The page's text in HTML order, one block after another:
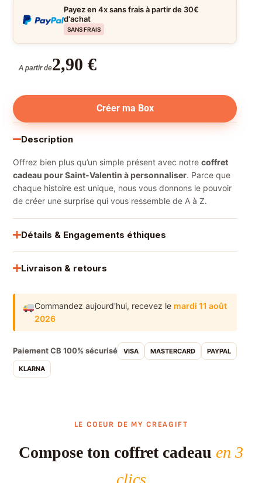
Payez en 4x sans frais à partir de 30€
d'achat
SANS FRAIS
A partir de2,90€
Créer ma Box
Description
Offrez bien plus qu’un simple présent avec notrecoffret
cadeau pour Saint-Valentin à personnaliser. Parce que
chaque histoire est unique, nous vous donnons le pouvoir
de créer une surprise qui vous ressemble de A à Z.
Détails & Engagements éthiques
Livraison & retours
Commandez aujourd'hui, recevez le mardi 11 août
2026
Paiement CB 100% sécurisé VISA MASTERCARD PAYPAL
KLARNA
LE COEUR DE MY CREAGIFT
Compose ton coffret cadeau en 3
clics